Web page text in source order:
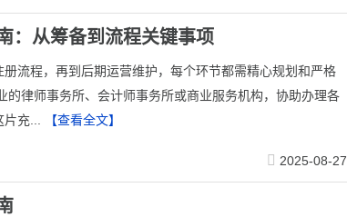
：从筹备到流程关键事项
流程，再到后期运营维护，每个环节都需精心规划和严格
的律师事务所、会计师事务所或商业服务机构，协助办理各
充...
【查看全文】
2025-08-27